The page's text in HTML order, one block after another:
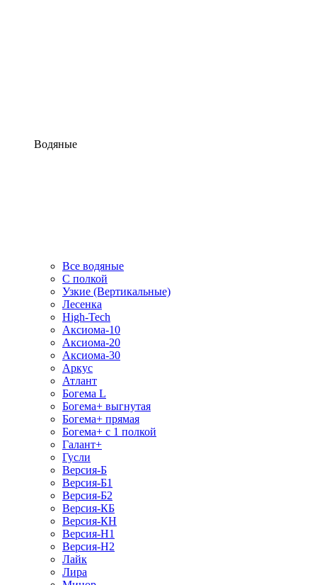
Водяные
Все водяные
С полкой
Узкие (Вертикальные)
Лесенка
High-Tech
Аксиома-10
Аксиома-20
Аксиома-30
Аркус
Атлант
Богема L
Богема+ выгнутая
Богема+ прямая
Богема+ с 1 полкой
Галант+
Гусли
Версия-Б
Версия-Б1
Версия-Б2
Версия-КБ
Версия-КН
Версия-Н1
Версия-Н2
Лайк
Лира